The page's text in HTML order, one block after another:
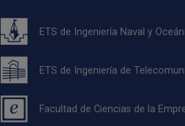
ETS de Ingeniería Naval y
ETS de Ingeniería de
Facultad de Ciencias de la